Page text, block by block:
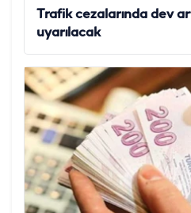
Trafik cezalarında dev
uyarılacak